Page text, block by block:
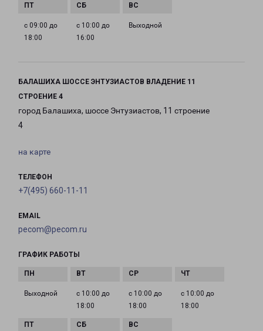
с 09:00 до
18:00
с 10:00 до
16:00
Выходной
БАЛАШИХА ШОССЕ ЭНТУЗИАСТОВ ВЛАДЕНИЕ 11
СТРОЕНИЕ 4
город Балашиха, шоссе Энтузиастов, 11 строение
4
на карте
ТЕЛЕФОН
+7(495) 660-11-11
EMAIL
pecom@pecom.ru
ГРАФИК РАБОТЫ
Выходной
с 10:00 до
18:00
с 10:00 до
18:00
с 10:00 до
18:00